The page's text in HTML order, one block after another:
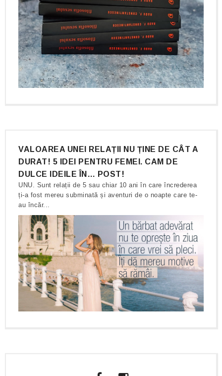
VALOAREA UNEI RELAȚII NU ȚINE DE CÂT A
DURAT! 5 IDEI PENTRU FEMEI. CAM DE
DULCE IDEILE ÎN… POST!
UNU. Sunt relații de 5 sau chiar 10 ani în care încrederea
ți-a fost mereu subminată și aventuri de o noapte care te-
au încăr...